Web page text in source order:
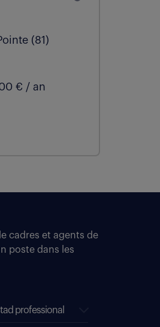
(81)
€ / an
cadres et agents de
poste dans les
professional